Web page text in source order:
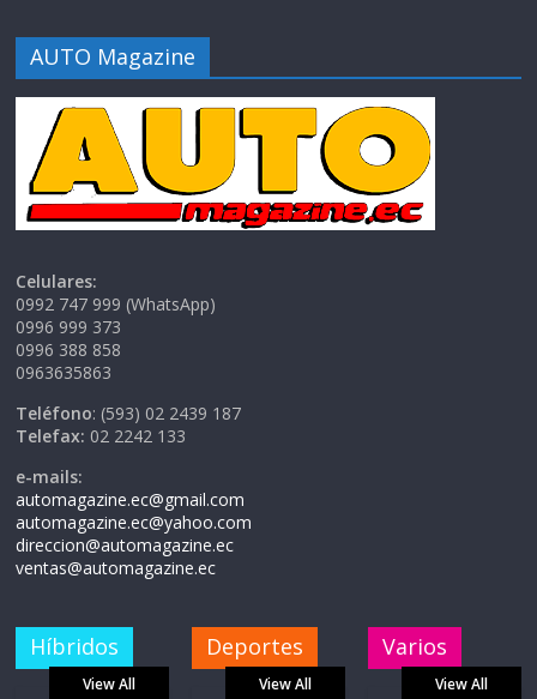
AUTO Magazine
Celulares:
0992 747 999 (WhatsApp)
0996 999 373
0996 388 858
0963635863
Teléfono: (593) 02 2439 187
Telefax: 02 2242 133
e-mails:
automagazine.ec@gmail.com
automagazine.ec@yahoo.com
direccion@automagazine.ec
ventas@automagazine.ec
Híbridos
View All
Deportes
View All
Varios
View All